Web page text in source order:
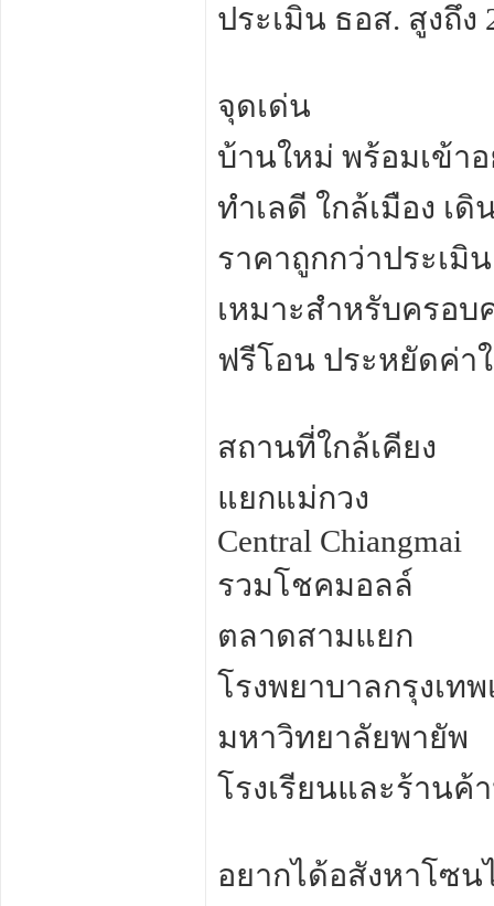
ประเมิน ธอส. สูงถึง
จุดเด่น
บ้านใหม่ พร้อมเข้า
ทำเลดี ใกล้เมือง เ
ราคาถูกกว่าประเมิน
เหมาะสำหรับครอบ
ฟรีโอน ประหยัดค่า
สถานที่ใกล้เคียง
แยกแม่กวง
Central Chiangmai
รวมโชคมอลล์
ตลาดสามแยก
โรงพยาบาลกรุงเท
มหาวิทยาลัยพายัพ
โรงเรียนและร้านค้
อยากได้อสังหาโซน